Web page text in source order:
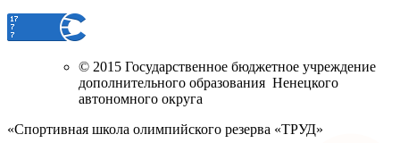
© 2015 Государственное бюджетное учреждение
дополнительного образования Ненецкого
автономного округа
«Спортивная школа олимпийского резерва «ТРУД»